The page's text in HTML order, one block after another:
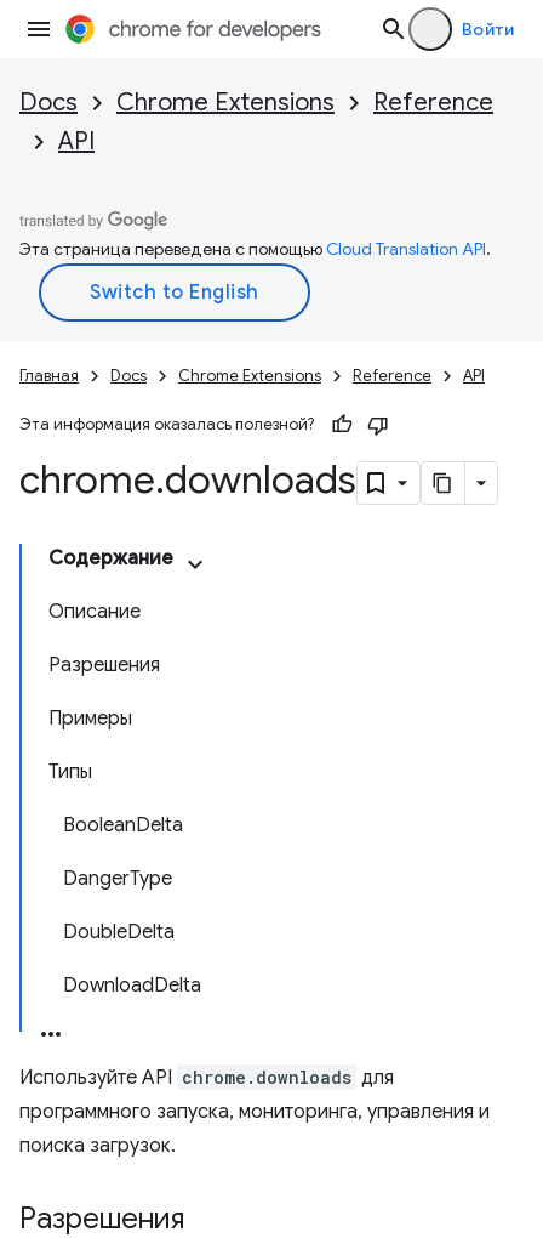
Войти
Docs Chrome Extensions
Reference
API
Эта страница переведена с помощьюCloud Translation API.
Главная Docs Chrome Extensions Reference API
Эта информация оказалась полезной?
chrome.downloads
Содержание
Описание
Разрешения
Примеры
Типы
BooleanDelta
DangerType
DoubleDelta
DownloadDelta
Используйте API chrome.downloads для
программного запуска, мониторинга, управления и
поиска загрузок.
Разрешения